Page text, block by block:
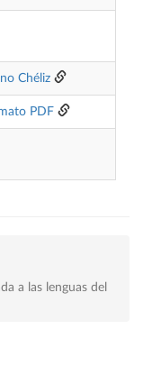
Chéliz
PDF
a las lenguas del